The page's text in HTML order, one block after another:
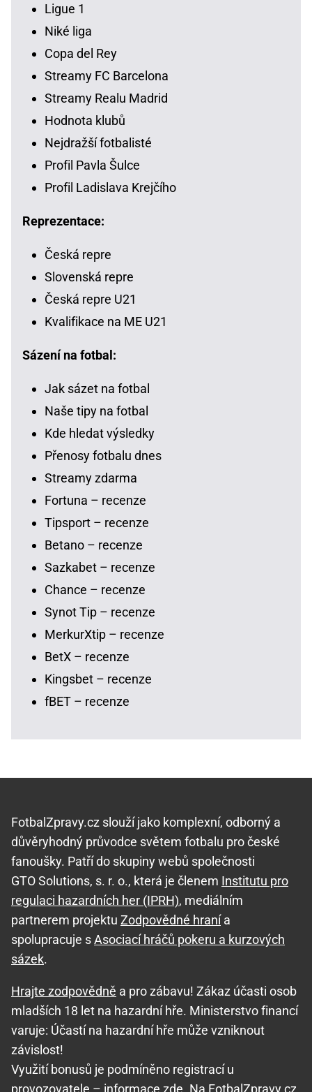
Ligue 1
Niké liga
Copa del Rey
Streamy FC Barcelona
Streamy Realu Madrid
Hodnota klubů
Nejdražší fotbalisté
Profil Pavla Šulce
Profil Ladislava Krejčího
Reprezentace:
Česká repre
Slovenská repre
Česká repre U21
Kvalifikace na ME U21
Sázení na fotbal:
Jak sázet na fotbal
Naše tipy na fotbal
Kde hledat výsledky
Přenosy fotbalu dnes
Streamy zdarma
Fortuna – recenze
Tipsport – recenze
Betano – recenze
Sazkabet – recenze
Chance – recenze
Synot Tip – recenze
MerkurXtip – recenze
BetX – recenze
Kingsbet – recenze
fBET – recenze
FotbalZpravy.cz slouží jako komplexní, odborný a
důvěryhodný průvodce světem fotbalu pro české
fanoušky. Patří do skupiny webů společnosti
GTO Solutions, s. r. o., která je členem Institutu pro
regulaci hazardních her (IPRH), mediálním
partnerem projektu Zodpovědné hranía
spolupracuje sAsociací hráčů pokeru a kurzových
sázek.
Hrajte zodpovědně a pro zábavu! Zákaz účasti osob
mladších 18 let na hazardní hře. Ministerstvo financí
varuje: Účastí na hazardní hře může vzniknout
závislost!
Využití bonusů je podmíněno registrací u
provozovatele – informace zde . Na FotbalZpravy.cz